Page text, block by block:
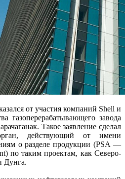
от участия компаний Shell и
газоперерабатывающего завода
Такое заявление сделал
действующий от имени
о разделе продукции (PSA —
по таким проектам, как Северо-
Дунга.